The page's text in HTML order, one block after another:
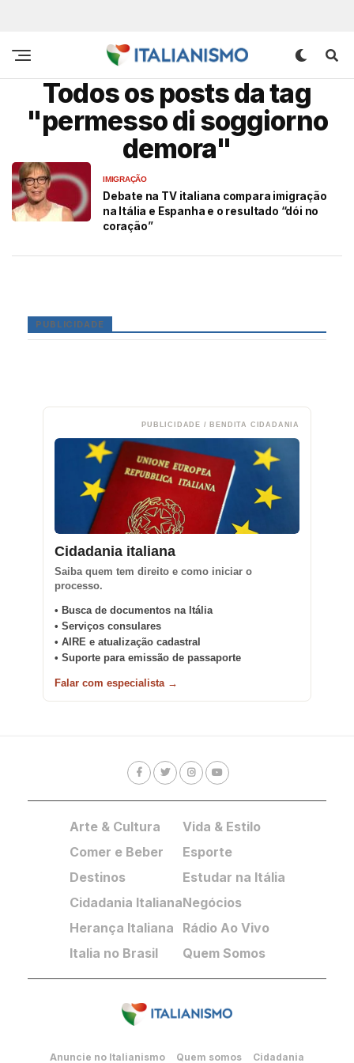
Todos os posts da tag
"permesso di soggiorno
demora"
IMIGRAÇÃO
Debate na TV italiana compara imigração
na Itália e Espanha e o resultado “dói no
coração”
PUBLICIDADE
PUBLICIDADE / BENDITA CIDADANIA
Cidadania italiana
Saiba quem tem direito e como iniciar o
processo.
• Busca de documentos na Itália
• Serviços consulares
• AIRE e atualização cadastral
• Suporte para emissão de passaporte
Falar com especialista →
Arte & Cultura
Comer e Beber
Destinos
Cidadania Italiana
Herança Italiana
Italia no Brasil
Vida & Estilo
Esporte
Estudar na Itália
Negócios
Rádio Ao Vivo
Quem Somos
Anuncie no Italianismo Quem somos Cidadania